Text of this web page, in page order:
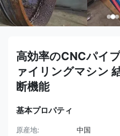
高効率のCNCパイ
ァイリングマシン
断機能
基本プロパティ
原産地:
中国